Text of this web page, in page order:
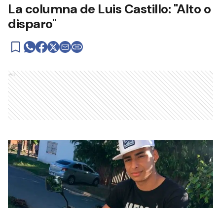
La columna de Luis Castillo: "Alto o
disparo"
Ads